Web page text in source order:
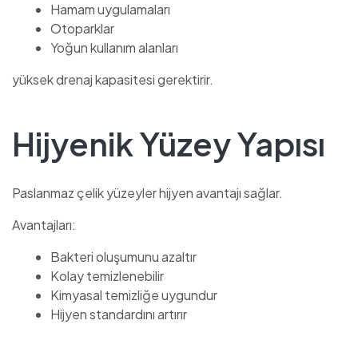
Hamam uygulamaları
Otoparklar
Yoğun kullanım alanları
yüksek drenaj kapasitesi gerektirir.
Hijyenik Yüzey Yapısı
Paslanmaz çelik yüzeyler hijyen avantajı sağlar.
Avantajları:
Bakteri oluşumunu azaltır
Kolay temizlenebilir
Kimyasal temizliğe uygundur
Hijyen standardını artırır